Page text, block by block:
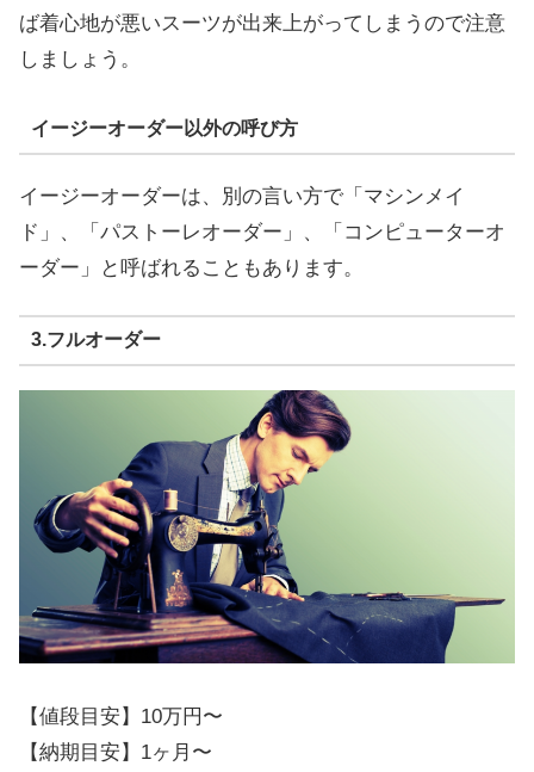
ば着心地が悪いスーツが出来上がってしまうので注意
しましょう。
イージーオーダー以外の呼び方
イージーオーダーは、別の言い方で「マシンメイ
ド」、「パストーレオーダー」、「コンピューターオ
ーダー」と呼ばれることもあります。
3.フルオーダー
【値段目安】10万円〜
【納期目安】1ヶ月〜